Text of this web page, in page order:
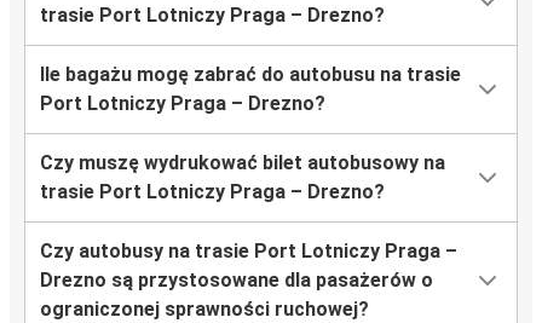
trasie Port Lotniczy Praga – Drezno?
Ile bagażu mogę zabrać do autobusu na trasie
Port Lotniczy Praga – Drezno?
Czy muszę wydrukować bilet autobusowy na
trasie Port Lotniczy Praga – Drezno?
Czy autobusy na trasie Port Lotniczy Praga –
Drezno są przystosowane dla pasażerów o
ograniczonej sprawności ruchowej?